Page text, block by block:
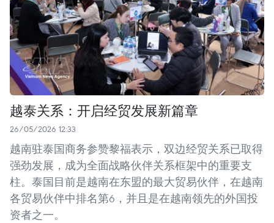
越泰关系：开启经贸发展新篇章
26/05/2026 12:33
越南驻泰国商务参赞黎福表示，双边经贸关系已取得
强劲发展，成为全面战略伙伴关系框架中的重要支
柱。泰国目前是越南在东盟的最大贸易伙伴，在越南
各贸易伙伴中排名第6，并且是在越南领先的外国投
资者之一。